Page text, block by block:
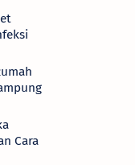
Cara